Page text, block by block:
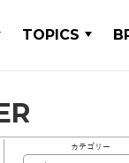
TOPICS
カテゴリー